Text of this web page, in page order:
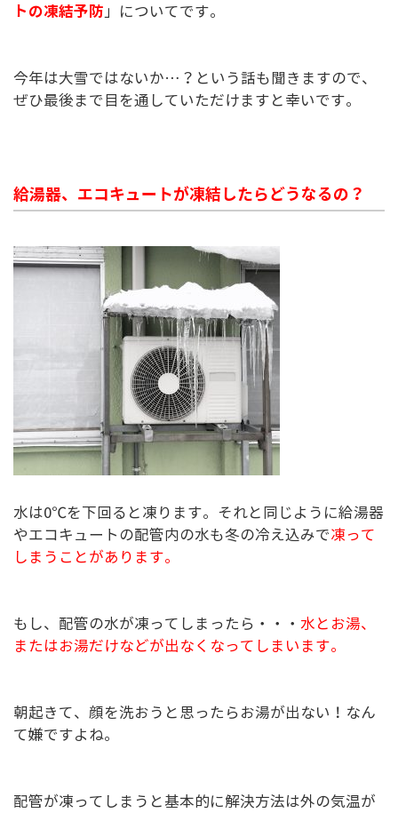
トの凍結予防」についてです。
今年は大雪ではないか…？という話も聞きますので、
ぜひ最後まで目を通していただけますと幸いです。
給湯器、エコキュートが凍結したらどうなるの？
水は0℃を下回ると凍ります。それと同じように給湯器
やエコキュートの配管内の水も冬の冷え込みで凍って
しまうことがあります。
もし、配管の水が凍ってしまったら・・・ 水とお湯、
またはお湯だけなどが出なくなってしまいます。
朝起きて、顔を洗おうと思ったらお湯が出ない！なん
て嫌ですよね。
配管が凍ってしまうと基本的に解決方法は外の気温が